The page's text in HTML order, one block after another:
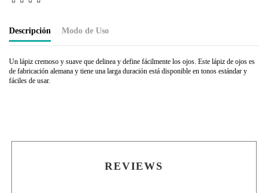
Descripción Modo de Uso
Un lápiz cremoso y suave que delinea y define fácilmente los ojos. Este lápiz de ojos es
de fabricación alemana y tiene una larga duración está disponible en tonos estándar y
fáciles de usar.
REVIEWS